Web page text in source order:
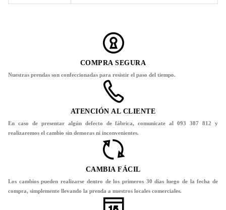
COMPRA SEGURA
Nuestras prendas son confeccionadas para resistir el paso del tiempo.
ATENCIÓN AL CLIENTE
En caso de presentar algún defecto de fábrica, comunicate al 093 387 812 y
realizaremos el cambio sin demoras ni inconvenientes.
CAMBIA FÁCIL
Los cambios pueden realizarse dentro de los primeros 30 días luego de la fecha de
compra, simplemente llevando la prenda a nuestros locales comerciales.